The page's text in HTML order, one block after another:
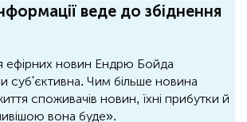
веде до збіднення
ефірних новин Ендрю Бойда
суб'єктивна. Чим більше новина
споживачів новин, їхні прибутки й
вона буде».